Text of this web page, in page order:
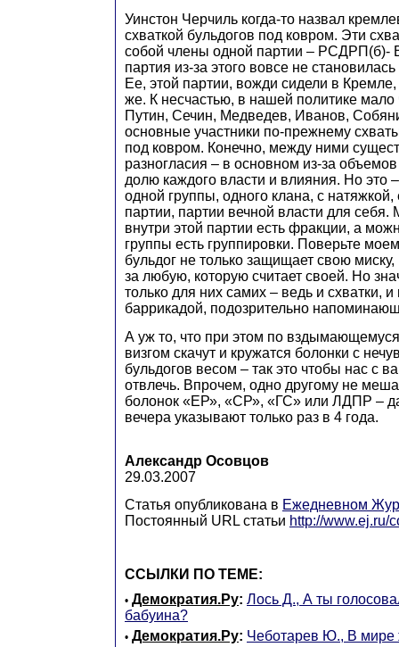
Уинстон Черчиль когда-то назвал
схваткой бульдогов под ковром. Эти
собой члены одной партии –
партия из-за этого вовсе не
Ее, этой партии, вожди сидели в
же. К несчастью, в нашей политике мало
Путин, Сечин, Медведев, Иванов,
основные участники по-прежнему
под ковром. Конечно, между ними
разногласия – в основном из-за
долю каждого власти и влияния. Но это
одной группы, одного клана, с
партии, партии вечной власти для себя.
внутри этой партии есть фракции, а
группы есть группировки. Поверьте
бульдог не только защищает свою миску,
за любую, которую считает своей. Но
только для них самих – ведь и схватки,
баррикадой, подозрительно
А уж то, что при этом по вздымающемуся
визгом скачут и кружатся болонки с
бульдогов весом – так это чтобы нас с
отвлечь. Впрочем, одно другому не
болонок «ЕР», «СР», «ГС» или ЛДПР –
вечера указывают только раз в 4 года.
Александр Осовцов
29.03.2007
Статья опубликована в Ежедневном
Постоянный URL статьи http://www.ej.ru/
ССЫЛКИ ПО ТЕМЕ:
• Демократия.Ру: Лось Д., А ты
бабуина?
• Демократия.Ру: Чеботарев Ю., В мире